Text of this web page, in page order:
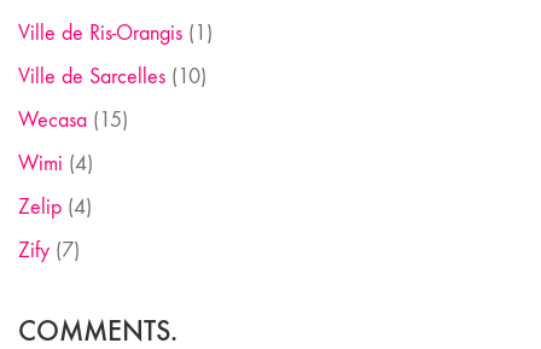
Ville de Ris-Orangis (1)
Ville de Sarcelles (10)
Wecasa (15)
Wimi (4)
Zelip (4)
Zify (7)
COMMENTS.